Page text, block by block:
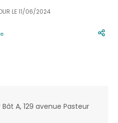
LE11/06/2024
A, 129 avenue Pasteur